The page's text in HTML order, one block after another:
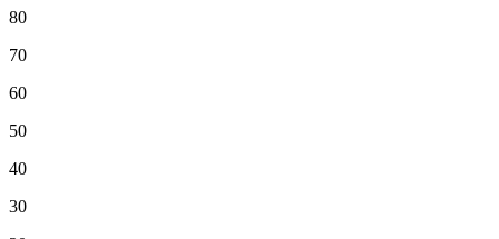
80
70
60
50
40
30